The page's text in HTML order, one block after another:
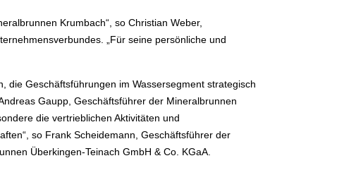
Krumbach“, so Christian Weber,
„Für seine persönliche und
die Geschäftsführungen im Wassersegment strategisch
Gaupp, Geschäftsführer der Mineralbrunnen
die vertrieblichen Aktivitäten und
so Frank Scheidemann, Geschäftsführer der
Überkingen-Teinach GmbH & Co. KGaA.